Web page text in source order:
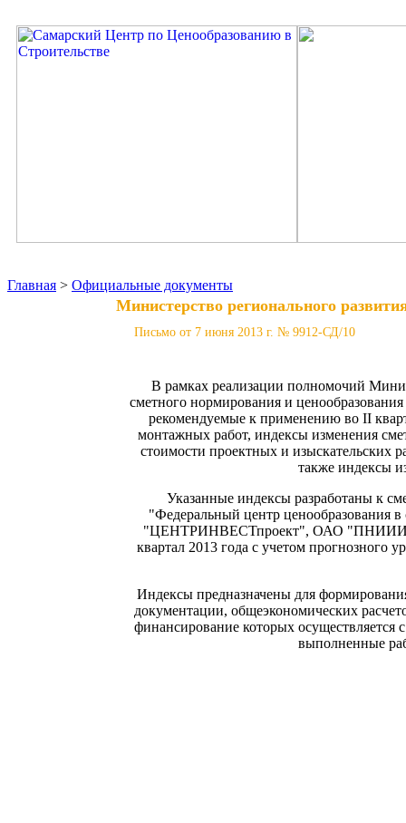
Главная > Официальные документы
Министерство регионального
Письмо от 7 июня 2013 г. № 9912-СД/10
В рамках реализации полномочий
сметного нормирования и
рекомендуемые к применению во II
монтажных работ, индексы изменения
стоимости проектных и изыскательских
также индексы
Указанные индексы разработаны к
"Федеральный центр ценообразования
"ЦЕНТРИНВЕСТпроект", ОАО "ПНИИИС",
квартал 2013 года с учетом прогнозного
Индексы предназначены для
документации, общеэкономических
финансирование которых осуществляется
выполненные